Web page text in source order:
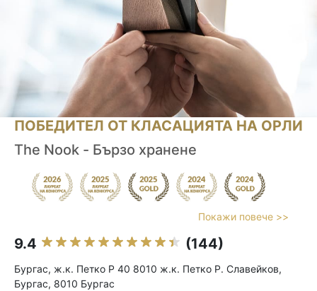
ПОБЕДИТЕЛ ОТ КЛАСАЦИЯТА НА ОРЛИ
The Nook - Бързо хранене
Покажи повече >>
9.4 (144)
Бургас, ж.к. Петко Р 40 8010 ж.к. Петко Р. Славейков,
Бургас, 8010 Бургас